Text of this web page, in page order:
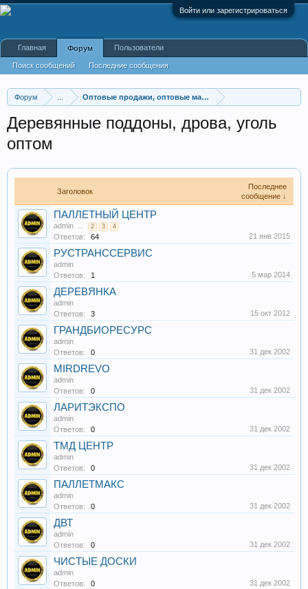
Войти или зарегистрироваться
Форум Оптовые продажи, оптовые магазины
Деревянные поддоны, дрова, уголь
оптом
Заголовок
Последнее
сообщение ↓
ПАЛЛЕТНЫЙ ЦЕНТР
admin ... 2 3 4
Ответов: 64 21 янв 2015
РУСТРАНССЕРВИС
admin
Ответов:
1 5 мар 2014
ДЕРЕВЯНКА
admin
Ответов:
3 15 окт 2012
ГРАНДБИОРЕСУРС
admin
Ответов:
0 31 дек 2002
MIRDREVO
admin
Ответов:
0 31 дек 2002
ЛАРИТЭКСПО
admin
Ответов:
0 31 дек 2002
ТМД ЦЕНТР
admin
Ответов:
0 31 дек 2002
ПАЛЛЕТМАКС
admin
Ответов:
0 31 дек 2002
ДВТ
admin
Ответов:
0 31 дек 2002
ЧИСТЫЕ ДОСКИ
admin
Ответов:
0 31 дек 2002
Главная Форум
Поиск сообщений Последние сообщения
Пользователи